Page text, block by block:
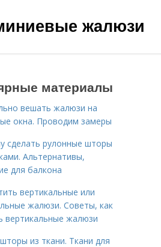
жалюзи
материалы
вешать жалюзи на
окна. Проводим замеры
сделать рулонные шторы
Альтернативы,
для балкона
вертикальные или
жалюзи. Советы, как
вертикальные жалюзи
из ткани. Ткани для